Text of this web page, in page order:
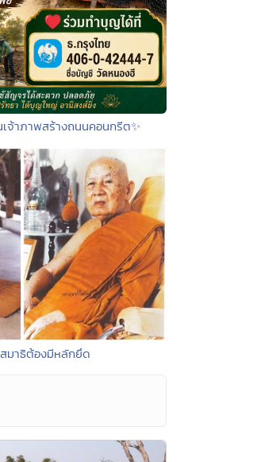
จ้าภาพสร้างถนนคอนกรีต✨
มาธิต้องมีหลักยึด